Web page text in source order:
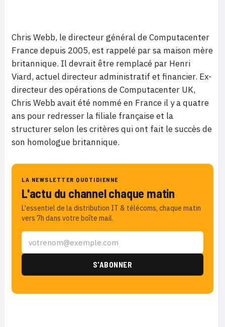
Chris Webb, le directeur général de Computacenter
France depuis 2005, est rappelé par sa maison mère
britannique. Il devrait être remplacé par Henri
Viard, actuel directeur administratif et financier. Ex-
directeur des opérations de Computacenter UK,
Chris Webb avait été nommé en France il y a quatre
ans pour redresser la filiale française et la
structurer selon les critères qui ont fait le succès de
son homologue britannique.
LA NEWSLETTER QUOTIDIENNE
L'actu du channel chaque matin
L'essentiel de la distribution IT & télécoms, chaque matin
vers 7h dans votre boîte mail.